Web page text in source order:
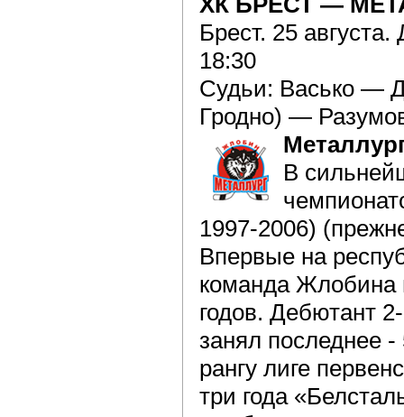
Брест. 25
18:30
Судьи: Васько —
Гродно) —
В
1997-2006)
Впервые на
команда Жлобина
годов. Дебютант
занял последнее
рангу лиге
три года